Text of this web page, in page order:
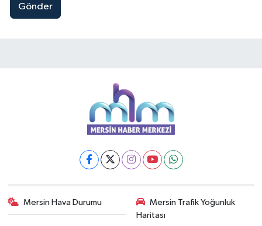
Gönder
Mersin Hava Durumu
Mersin Trafik Yoğunluk
Haritası